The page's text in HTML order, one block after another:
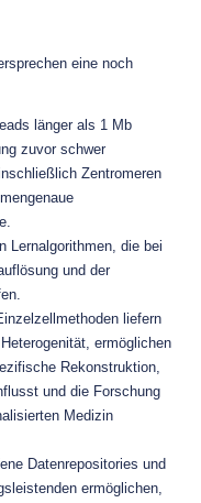
eine noch
länger als 1 Mb
zuvor schwer
Zentromeren
Lernalgorithmen, die bei
und der
liefern
ermöglichen
Rekonstruktion,
und die Forschung
Medizin
Datenrepositories und
ermöglichen,